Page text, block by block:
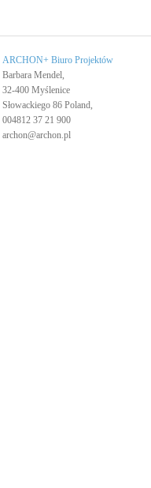
ARCHON+ Biuro Projektów
Barbara Mendel,
32-400 Myślenice
Słowackiego 86 Poland,
004812 37 21 900
archon@archon.pl